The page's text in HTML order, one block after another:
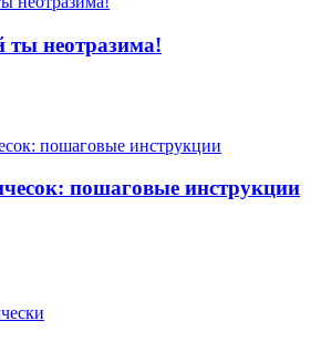
ты неотразима!
пошаговые инструкции